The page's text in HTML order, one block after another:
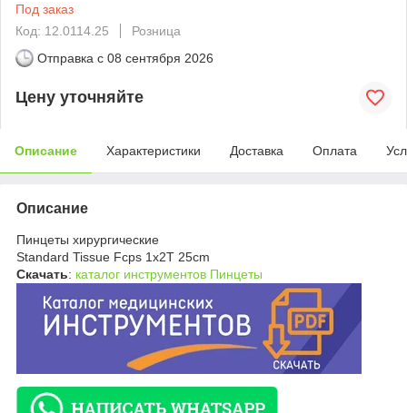
Под заказ
Код: 12.0114.25
Розница
Отправка с 08 сентября 2026
Цену уточняйте
Описание Характеристики Доставка Оплата
Описание
Пинцеты хирургические
Standard Tissue Fcps 1x2T 25cm
Скачать: каталог инструментов Пинцеты